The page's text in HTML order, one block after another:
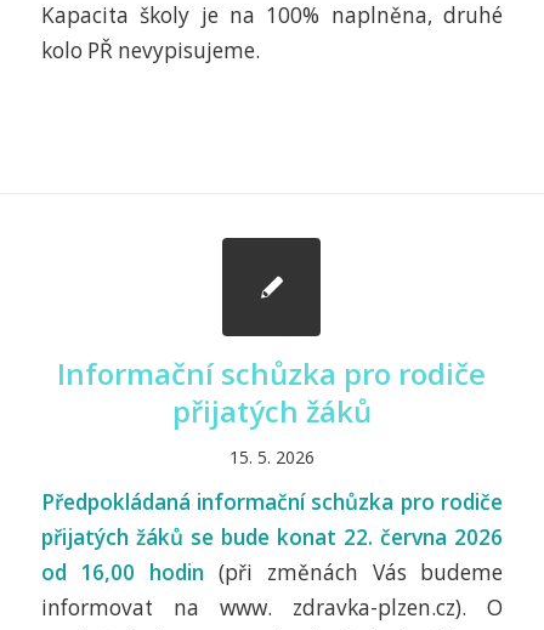
Kapacita školy je na 100% naplněna, druhé
kolo PŘ nevypisujeme.
Informační schůzka pro rodiče
přijatých žáků
15. 5. 2026
Předpokládaná informační schůzka pro rodiče
přijatých žáků se bude konat 22. června 2026
od 16,00 hodin (při změnách Vás budeme
informovat na www. zdravka-plzen.cz). O